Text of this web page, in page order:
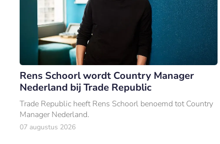
Rens Schoorl wordt Country Manager
Nederland bij Trade Republic
Trade Republic heeft Rens Schoorl benoemd tot Country
Manager Nederland.
07 augustus 2026